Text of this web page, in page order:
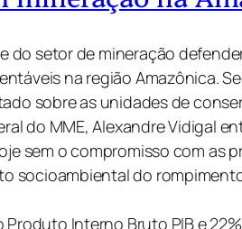
do setor de mineração
na região Amazônica.
sobre as unidades de
do MME, Alexandre Vidigal
sem o compromisso com
socioambiental do
Interno Bruto PIB e